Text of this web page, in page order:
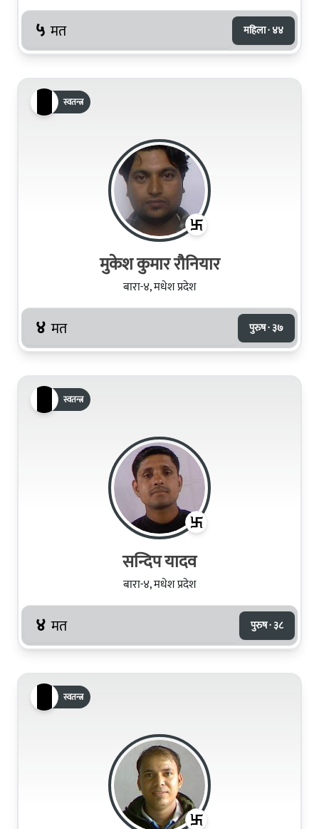
५ मत महिला · ४४
स्वतन्त्र
मुकेश कुमार रौनियार
बारा-४, मधेश प्रदेश
४ मत पुरुष · ३७
स्वतन्त्र
सन्दिप यादव
बारा-४, मधेश प्रदेश
४ मत पुरुष · ३८
स्वतन्त्र